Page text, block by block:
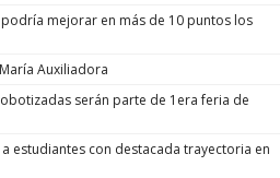
mejorar en más de 10 puntos los
Auxiliadora
serán parte de 1era feria de
estudiantes con destacada trayectoria en